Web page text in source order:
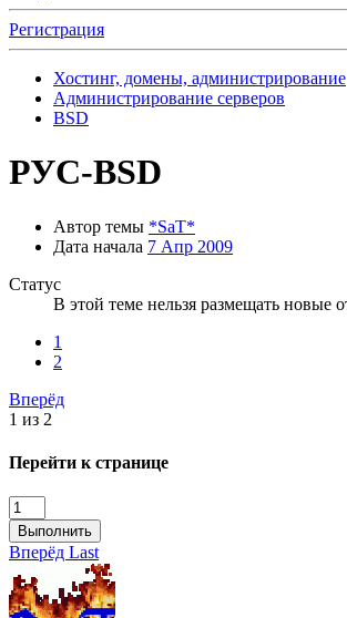
Регистрация
Хостинг, домены, администрирование
Администрирование серверов
BSD
РУС-BSD
Автор темы *SaT*
Дата начала 7 Апр 2009
Статус
В этой теме нельзя размещать новые
1
2
Вперёд
1 из 2
Перейти к странице
Выполнить
Вперёд Last